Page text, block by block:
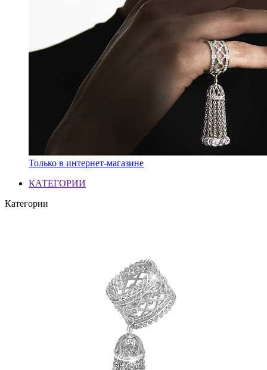
Только в интернет-магазине
КАТЕГОРИИ
Категории